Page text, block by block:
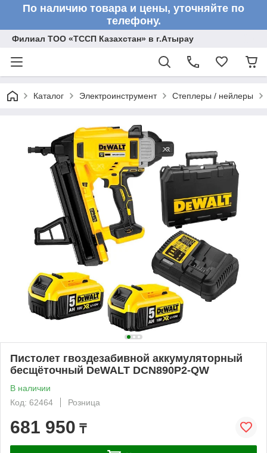
По наличию товара и цены, уточняйте по
телефону.
Филиал ТОО «ТССП Казахстан» в г.Атырау
Каталог Электроинструмент Степлеры / нейлеры
Пистолет гвоздезабивной аккумуляторный
бесщёточный DeWALT DCN890P2-QW
В наличии
Код: 62464
Розница
681 950 ₸